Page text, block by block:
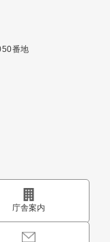
番地
庁舎案内